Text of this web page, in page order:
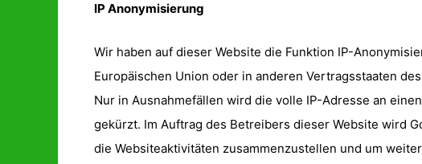
IP Anonymisierung
Wir haben auf dieser Website die Funktion IP-
Europäischen Union oder in anderen Vertragsstaaten
Nur in Ausnahmefällen wird die volle IP-Adresse an
gekürzt. Im Auftrag des Betreibers dieser Website wird
die Websiteaktivitäten zusammenzustellen und um